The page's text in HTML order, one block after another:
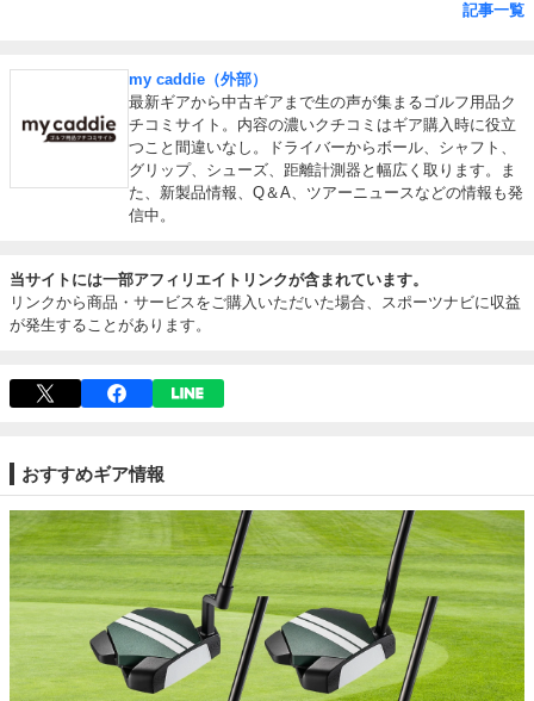
記事一覧
my caddie（外部）
最新ギアから中古ギアまで生の声が集まるゴルフ用品ク
チコミサイト。内容の濃いクチコミはギア購入時に役立
つこと間違いなし。ドライバーからボール、シャフト、
グリップ、シューズ、距離計測器と幅広く取ります。ま
た、新製品情報、Q＆A、ツアーニュースなどの情報も発
信中。
当サイトには一部アフィリエイトリンクが含まれています。
リンクから商品・サービスをご購入いただいた場合、スポーツナビに収益
が発生することがあります。
おすすめギア情報